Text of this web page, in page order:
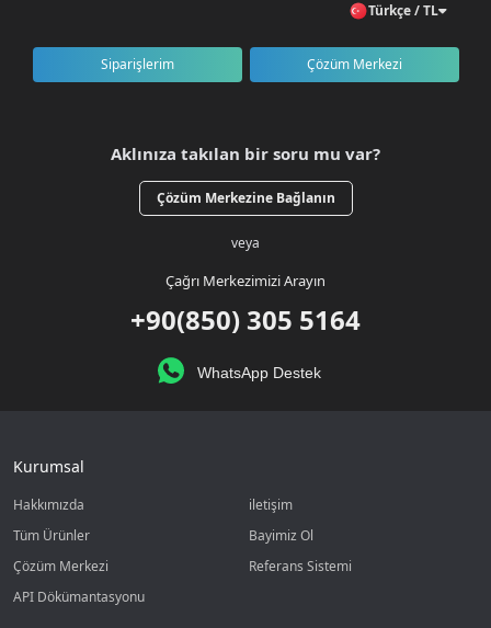
Türkçe / TL
Siparişlerim Çözüm Merkezi
Aklınıza takılan bir soru mu var?
Çözüm Merkezine Bağlanın
veya
Çağrı Merkezimizi Arayın
+90(850) 305 5164
WhatsApp Destek
Kurumsal
Hakkımızda
iletişim
Tüm Ürünler
Bayimiz Ol
Çözüm Merkezi
Referans Sistemi
API Dökümantasyonu